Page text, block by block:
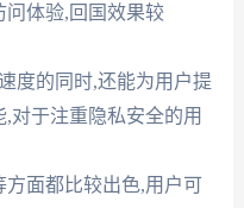
问体验,回国效果较
度的同时,还能为用户提
对于注重隐私安全的用
面都比较出色,用户可